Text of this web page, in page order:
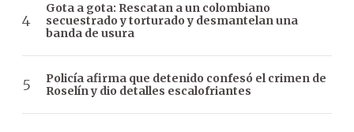
Gota a gota: Rescatan a un colombiano
secuestrado y torturado y desmantelan una
banda de usura
Policía afirma que detenido confesó el crimen de
Roselín y dio detalles escalofriantes